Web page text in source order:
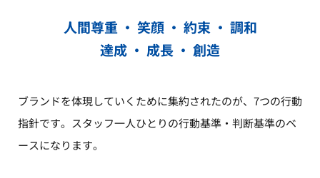
人間尊重 ・ 笑顔 ・ 約束 ・ 調和
達成 ・ 成長 ・ 創造
ブランドを体現していくために集約されたのが、7つの行動
指針です。スタッフ一人ひとりの行動基準・判断基準のベ
ースになります。